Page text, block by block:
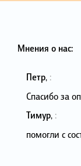
Мнения о нас:
Петр, :
Спасибо за
Тимур, :
помогли с